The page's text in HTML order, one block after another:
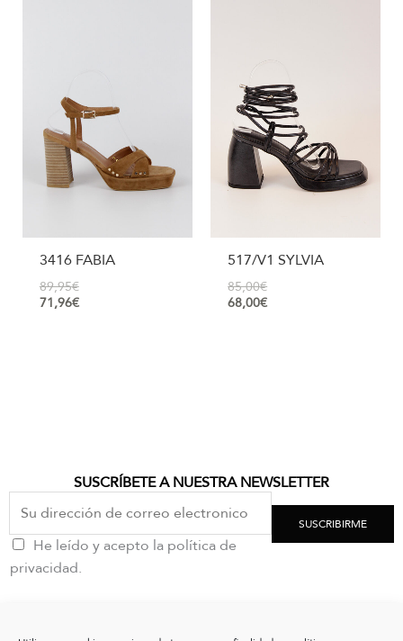
3416 FABIA
89,95€
71,96€
517/V1 SYLVIA
85,00€
68,00€
SUSCRÍBETE A NUESTRA NEWSLETTER
He leído y acepto la política de
privacidad.
SUSCRIBIRME